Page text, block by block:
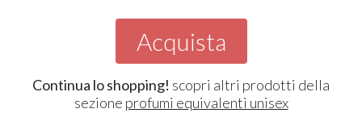
Acquista
Continua lo shopping! scopri altri prodotti della
sezione profumi equivalenti unisex